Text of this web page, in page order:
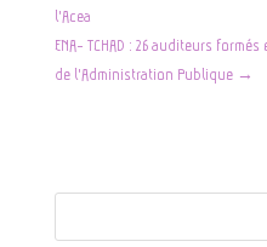
l'Acea
ENA- TCHAD : 26 auditeurs
de l'Administration Publique→